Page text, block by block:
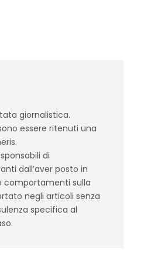
giornalistica.
essere ritenuti una
di
dall’aver posto in
comportamenti sulla
negli articoli senza
specifica al